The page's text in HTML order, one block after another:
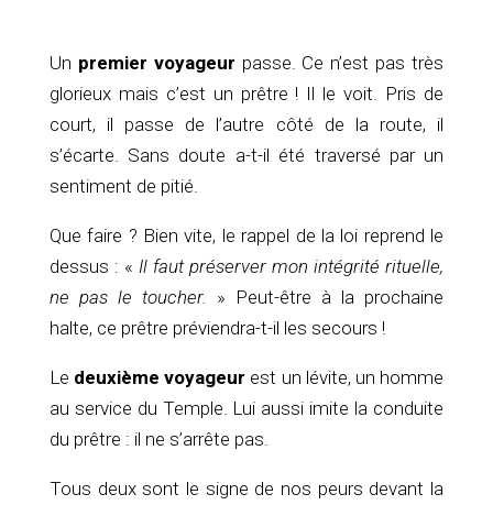
Un premier voyageur passe. Ce n’est pas très
glorieux mais c’est un prêtre ! Il le voit. Pris de
court, il passe de l’autre côté de la route, il
s’écarte. Sans doute a-t-il été traversé par un
sentiment de pitié.
Que faire ? Bien vite, le rappel de la loi reprend le
dessus : « Il faut préserver mon intégrité rituelle,
ne pas le toucher. » Peut-être à la prochaine
halte, ce prêtre préviendra-t-il les secours !
Le deuxième voyageur est un lévite, un homme
au service du Temple. Lui aussi imite la conduite
du prêtre : il ne s’arrête pas.
Tous deux sont le signe de nos peurs devant la